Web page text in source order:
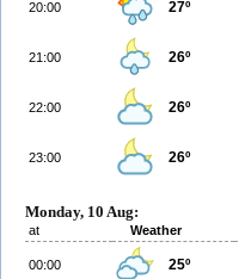
20:00 27º
21:00 26º
22:00 26º
23:00 26º
Monday, 10 Aug:
at Weather
00:00 25º